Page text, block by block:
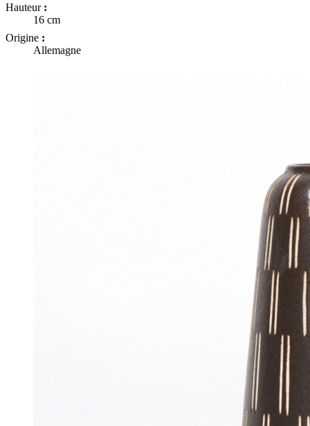
Hauteur :
16 cm
Origine :
Allemagne